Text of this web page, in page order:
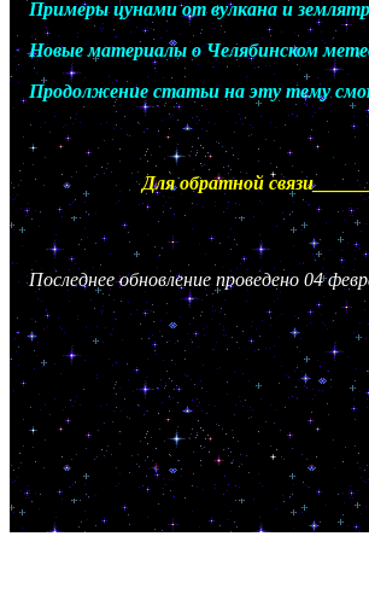
Примеры цунами от вулкана и
Новые материалы о Челябинском
Продолжение статьи на эту тему
Для обратной
Последнее обновление проведено 04